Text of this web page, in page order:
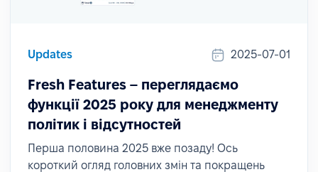
Updates 2025-07-01
Fresh Features – переглядаємо
функції 2025 року для менеджменту
політик і відсутностей
Перша половина 2025 вже позаду! Ось
короткий огляд головних змін та покращень